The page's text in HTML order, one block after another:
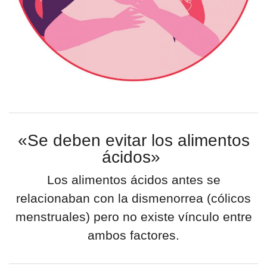
«Se deben evitar los alimentos
ácidos»
Los alimentos ácidos antes se
relacionaban con la dismenorrea (cólicos
menstruales) pero no existe vínculo entre
ambos factores.